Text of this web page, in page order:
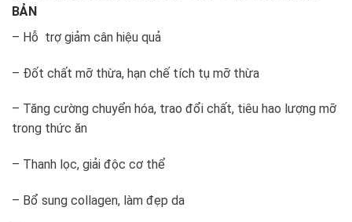
BẢN
– Hỗ trợ giảm cân hiệu quả
– Đốt chất mỡ thừa, hạn chế tích tụ mỡ thừa
– Tăng cường chuyển hóa, trao đổi chất, tiêu hao lượng mỡ
trong thức ăn
– Thanh lọc, giải độc cơ thể
– Bổ sung collagen, làm đẹp da